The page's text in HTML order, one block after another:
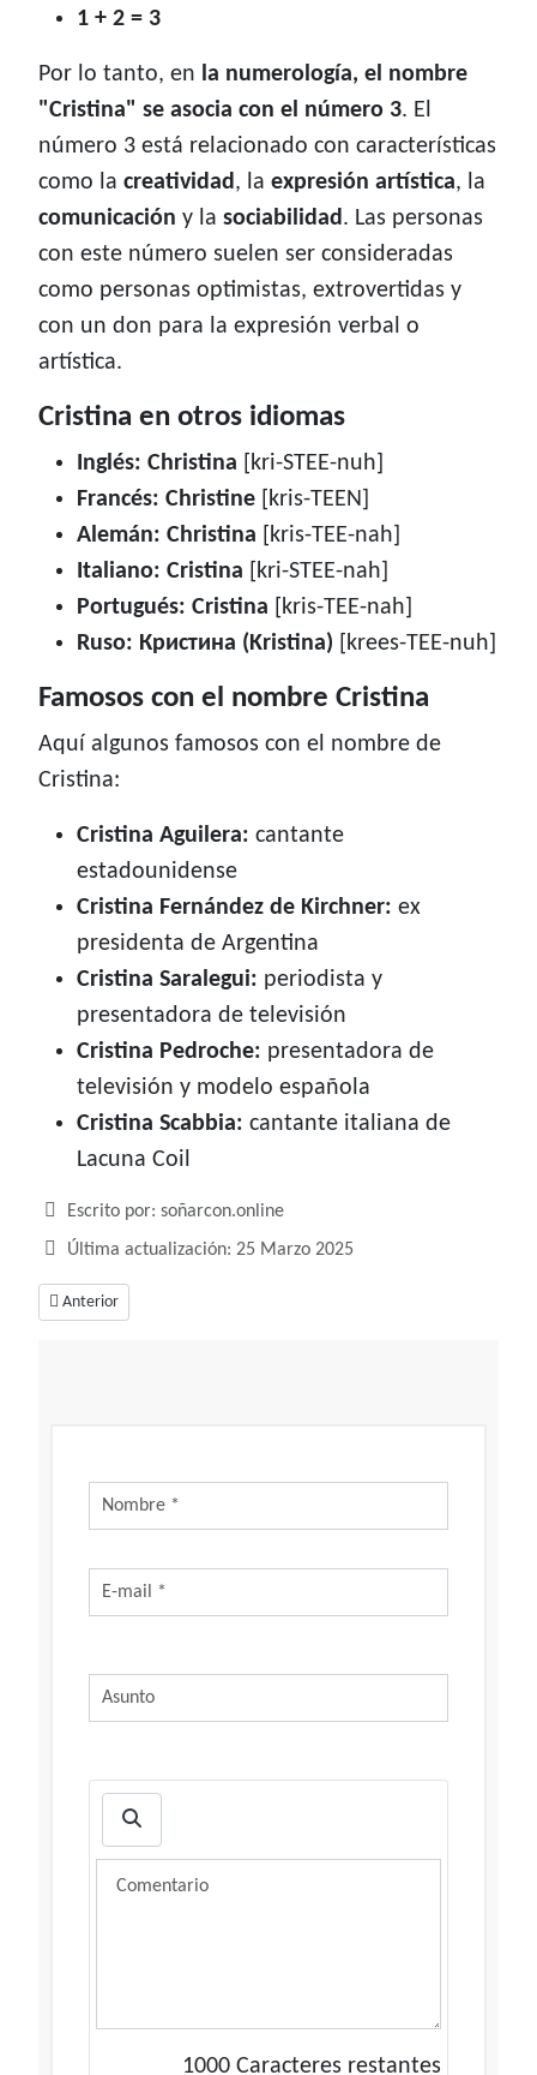
1 + 2 = 3
Por lo tanto, en la numerología, el nombre
"Cristina" se asocia con el número 3. El
número 3 está relacionado con características
como la creatividad, la expresión artística, la
comunicación y la sociabilidad. Las personas
con este número suelen ser consideradas
como personas optimistas, extrovertidas y
con un don para la expresión verbal o
artística.
Cristina en otros idiomas
Inglés: Christina [kri-STEE-nuh]
Francés: Christine [kris-TEEN]
Alemán: Christina [kris-TEE-nah]
Italiano: Cristina [kri-STEE-nah]
Portugués: Cristina [kris-TEE-nah]
Ruso: Кристина (Kristina) [krees-TEE-nuh]
Famosos con el nombre Cristina
Aquí algunos famosos con el nombre de
Cristina:
Cristina Aguilera: cantante
estadounidense
Cristina Fernández de Kirchner: ex
presidenta de Argentina
Cristina Saralegui: periodista y
presentadora de televisión
Cristina Pedroche: presentadora de
televisión y modelo española
Cristina Scabbia: cantante italiana de
Lacuna Coil
Detalles
Escrito por: soñarcon.online
Última actualización: 25 Marzo 2025
Artículo anterior: Cirila, noble y grandiosa
Anterior
1000 Caracteres restantes